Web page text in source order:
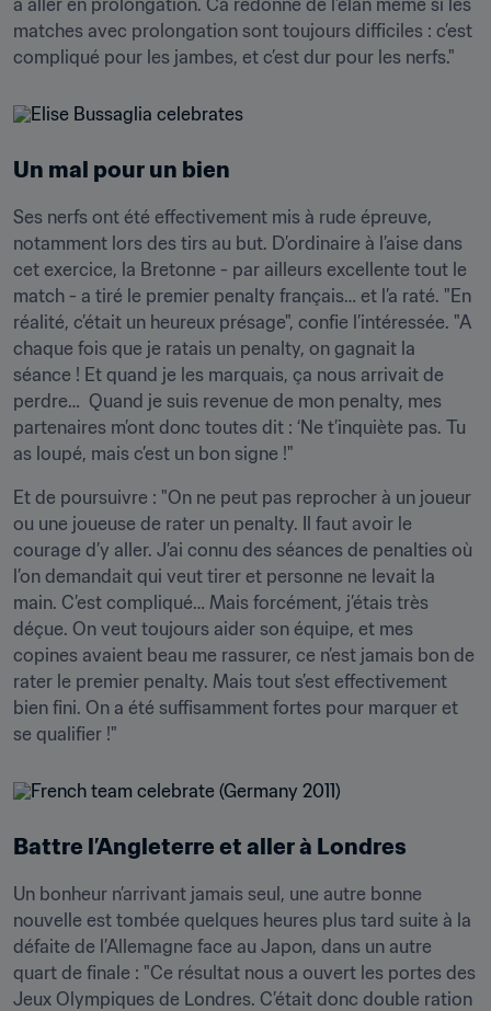
à aller en prolongation. Ca redonne de l’élan même si les
matches avec prolongation sont toujours difficiles : c’est
compliqué pour les jambes, et c’est dur pour les nerfs."
Un mal pour un bien
Ses nerfs ont été effectivement mis à rude épreuve,
notamment lors des tirs au but. D’ordinaire à l’aise dans
cet exercice, la Bretonne - par ailleurs excellente tout le
match - a tiré le premier penalty français… et l’a raté. "En
réalité, c’était un heureux présage", confie l’intéressée. "A
chaque fois que je ratais un penalty, on gagnait la
séance ! Et quand je les marquais, ça nous arrivait de
perdre…  Quand je suis revenue de mon penalty, mes
partenaires m’ont donc toutes dit : ‘Ne t’inquiète pas. Tu
as loupé, mais c’est un bon signe !"
Et de poursuivre : "On ne peut pas reprocher à un joueur
ou une joueuse de rater un penalty. Il faut avoir le
courage d’y aller. J’ai connu des séances de penalties où
l’on demandait qui veut tirer et personne ne levait la
main. C’est compliqué… Mais forcément, j’étais très
déçue. On veut toujours aider son équipe, et mes
copines avaient beau me rassurer, ce n’est jamais bon de
rater le premier penalty. Mais tout s’est effectivement
bien fini. On a été suffisamment fortes pour marquer et
se qualifier !"
Battre l’Angleterre et aller à Londres
Un bonheur n’arrivant jamais seul, une autre bonne
nouvelle est tombée quelques heures plus tard suite à la
défaite de l’Allemagne face au Japon, dans un autre
quart de finale : "Ce résultat nous a ouvert les portes des
Jeux Olympiques de Londres. C’était donc double ration